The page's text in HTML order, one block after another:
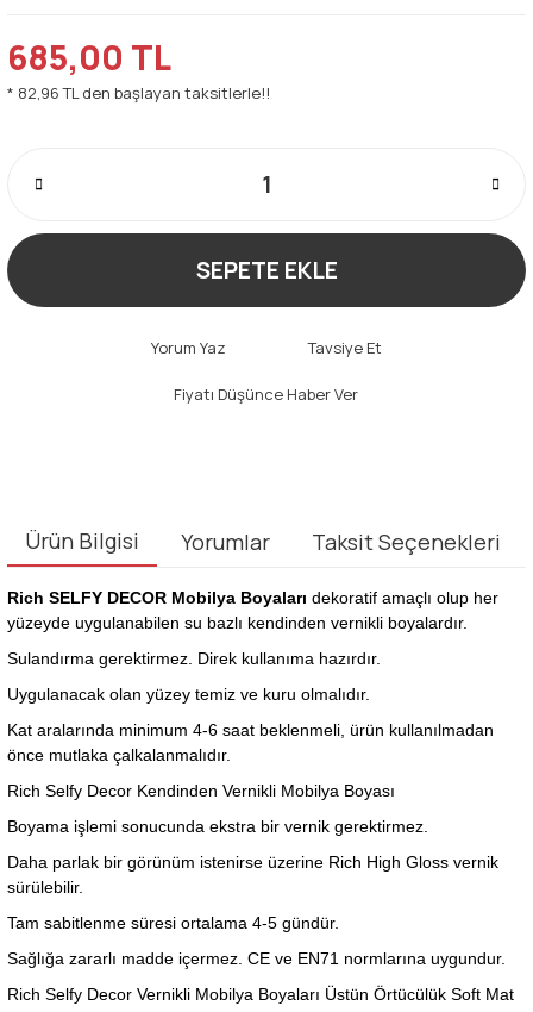
685,00 TL
* 82,96 TL den başlayan taksitlerle!!
SEPETE EKLE
Yorum Yaz Tavsiye Et
Fiyatı Düşünce Haber Ver
Ürün Bilgisi Yorumlar Taksit Seçenekleri
Rich SELFY DECOR Mobilya Boyaları dekoratif amaçlı olup her
yüzeyde uygulanabilen su bazlı kendinden vernikli boyalardır.
Sulandırma gerektirmez. Direk kullanıma hazırdır.
Uygulanacak olan yüzey temiz ve kuru olmalıdır.
Kat aralarında minimum 4-6 saat beklenmeli, ürün kullanılmadan
önce mutlaka çalkalanmalıdır.
Rich Selfy Decor Kendinden Vernikli Mobilya Boyası
Boyama işlemi sonucunda ekstra bir vernik gerektirmez.
Daha parlak bir görünüm istenirse üzerine Rich High Gloss vernik
sürülebilir.
Tam sabitlenme süresi ortalama 4-5 gündür.
Sağlığa zararlı madde içermez. CE ve EN71 normlarına uygundur.
Rich Selfy Decor Vernikli Mobilya Boyaları Üstün Örtücülük Soft Mat